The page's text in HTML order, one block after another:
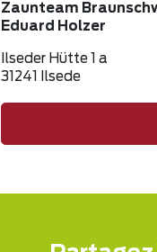
Zaunteam
Eduard Holzer
Ilseder Hütte 1 a
31241 Ilsede